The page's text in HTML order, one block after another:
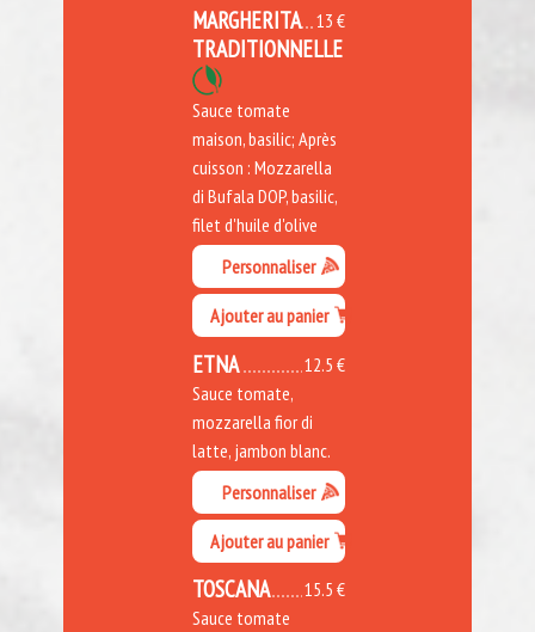
13 €
MARGHERITA
TRADITIONNELLE
Sauce tomate
maison, basilic; Après
cuisson : Mozzarella
di Bufala DOP, basilic,
filet d'huile d'olive
Personnaliser
Ajouter au panier
12.5 €
ETNA
Sauce tomate,
mozzarella fior di
latte, jambon blanc.
Personnaliser
Ajouter au panier
15.5 €
TOSCANA
Sauce tomate